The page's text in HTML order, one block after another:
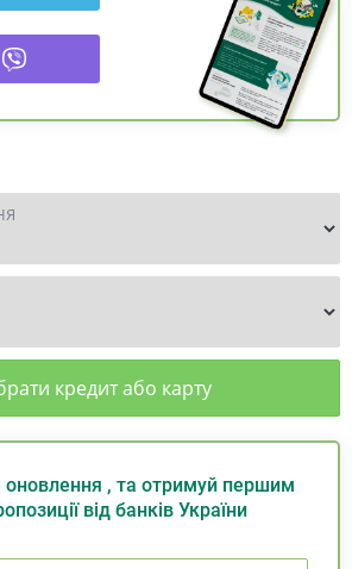
кредит або карту
оновлення , та отримуй першим
від банків України